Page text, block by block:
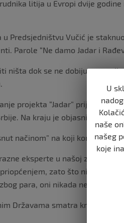
litija u Evropi dvije
Predsjedništvu Vučić je
Parole “Ne damo Jadar i
ništa dok se ne dobiju
projekta “Jadar” prije dvije
Na kraju je objasnio da će
načinom” na koji kompanija
eksperte u našoj zemlji, a
zato što nitko ne
para, oni nikada ne mogu da
Državama smatra kritičnim
U
naše
našeg
koje